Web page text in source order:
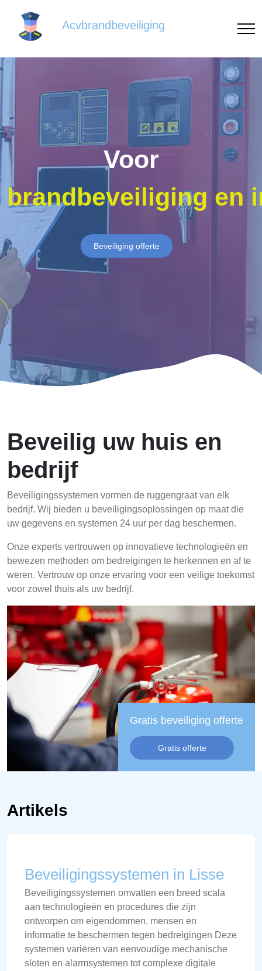
Acvbrandbeveiliging
Voor
brandbeveiliging en
Beveiliging offerte
Beveilig uw huis en
bedrijf
Beveiligingssystemen vormen de ruggengraat van elk
bedrijf. Wij bieden u beveiligingsoplossingen op maat die
uw gegevens en systemen 24 uur per dag beschermen.
Onze experts vertrouwen op innovatieve technologieën en
bewezen methoden om bedreigingen te herkennen en af te
weren. Vertrouw op onze ervaring voor een veilige toekomst
voor zowel thuis als uw bedrijf.
Gratis beveiliging offerte
Gratis offerte
Artikels
Beveiligingssystemen in Lisse
Beveiligingssystemen omvatten een breed scala
aan technologieën en procedures die zijn
ontworpen om eigendommen, mensen en
informatie te beschermen tegen bedreigingen Deze
systemen variëren van eenvoudige mechanische
sloten en alarmsystemen tot complexe digitale